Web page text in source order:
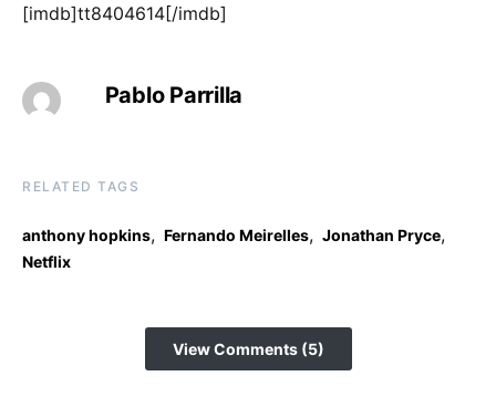
[imdb]tt8404614[/imdb]
Pablo Parrilla
RELATED TAGS
anthony hopkins, Fernando Meirelles, Jonathan Pryce,
Netflix
View Comments (5)